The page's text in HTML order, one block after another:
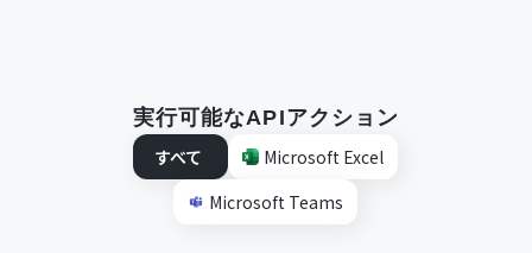
実行可能なAPIアクション
すべて
Microsoft Excel
Microsoft Teams